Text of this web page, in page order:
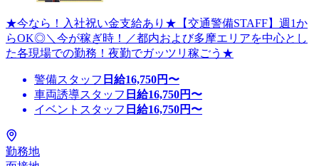
★今なら！入社祝い金支給あり★【交通警備STAFF】週1か
らOK◎＼今が稼ぎ時！／都内および多摩エリアを中心とし
た各現場での勤務！夜勤でガッツリ稼ごう★
警備スタッフ 日給16,750円〜
車両誘導スタッフ 日給16,750円〜
イベントスタッフ 日給16,750円〜
勤務地